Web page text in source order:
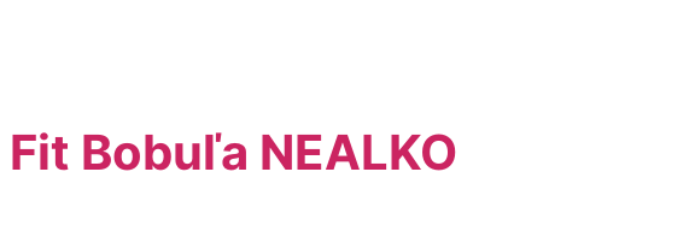
Fit Bobuľa NEALKO